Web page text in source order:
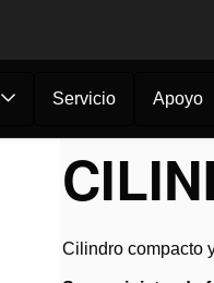
Servicio Apoyo
Cilindro RA 5315 ...
Cilindro compacto